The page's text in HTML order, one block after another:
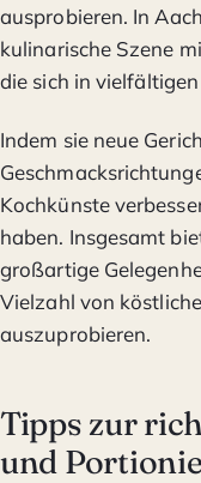
ausprobieren. In
kulinarische Szene
die sich in
Indem sie neue
Kochkünste
haben. Insgesamt
großartige
Vielzahl von
auszuprobieren.
Tipps zur
und